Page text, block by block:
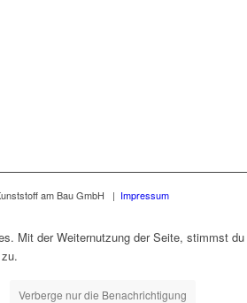
am Bau GmbH | Impressum
Mit der Weiternutzung der Seite, stimmst du
Verberge nur die Benachrichtigung